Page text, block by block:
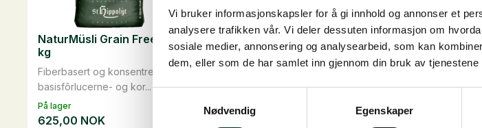
Vi bruker informasjonskapsler for å gi innhold og annonser et
analysere trafikken vår. Vi deler dessuten informasjon om
sosiale medier, annonsering og analysearbeid, som kan
dem, eller som de har samlet inn gjennom din bruk av tjenestene
Nødvendig
Egenskaper
På lager
Fiberbasert og konsentrert
basisfôrlucerne- og kor...
NaturMüsli Grain Free, 15
kg
625,00 NOK